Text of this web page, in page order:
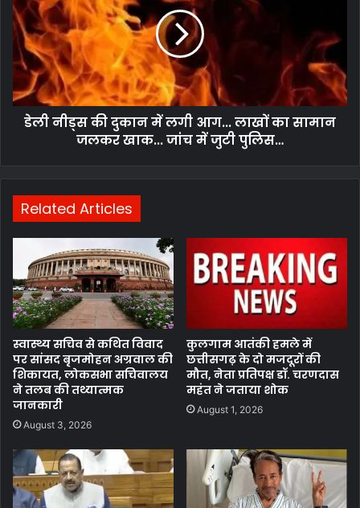
ही
परिवार
से
हुई
बात…
दुकान
में
लगी
आग...
लाखों
का
सामान
जुटी
पुलिस…
डेली नीड्स की दुकान में लगी आग... लाखों का सामान
जलकर खाक... जांच में जुटी पुलिस…
Related Articles
स्वास्थ्य सचिव से कथित विवाद
पर सांसद बृजमोहन अग्रवाल की
शिकायत, लोकसभा सचिवालय
ने तलब की तथ्यात्मक
जानकारी
August 3, 2026
कुलगाम आतंकी हमले में
छत्तीसगढ़ के दो मजदूरों की
मौत, नेता प्रतिपक्ष डॉ. चरणदास
महंत ने जताया शोक
August 1, 2026